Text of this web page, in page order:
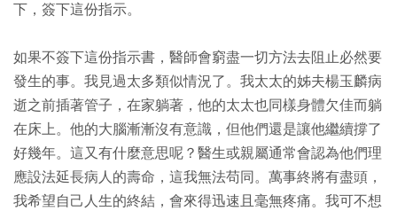
下，簽下這份指示。
如果不簽下這份指示書，醫師會窮盡一切方法去阻止必然要
發生的事。我見過太多類似情況了。我太太的姊夫楊玉麟病
逝之前插著管子，在家躺著，他的太太也同樣身體欠佳而躺
在床上。他的大腦漸漸沒有意識，但他們還是讓他繼續撐了
好幾年。這又有什麼意思呢？醫生或親屬通常會認為他們理
應設法延長病人的壽命，這我無法苟同。萬事終將有盡頭，
我希望自己人生的終結，會來得迅速且毫無疼痛。我可不想